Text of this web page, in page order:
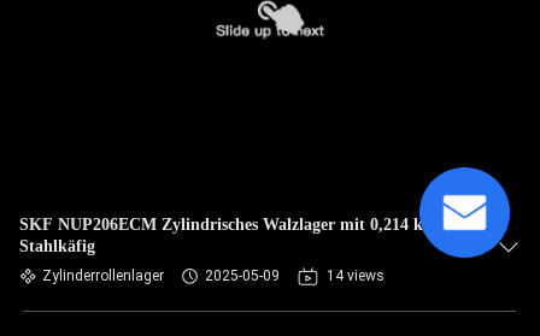
SKF NUP206ECM Zylindrisches Walzlager mit 0,214 kg und
Stahlkäfig
Zylinderrollenlager 2025-05-09 14 views